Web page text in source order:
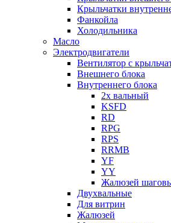
Крыльчатки
Фанкойла
Холодильника
Масло
Электродвигатели
Вентилятор с
Внешнего блока
Внутреннего блока
2х вальный
KSFD
RD
RPG
RPS
RRMB
YF
YY
Жалюзей
Двухвальные
Для витрин
Жалюзей